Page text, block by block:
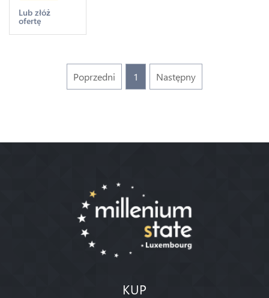
Lub złóż
ofertę
Poprzedni 1 Następny
KUP